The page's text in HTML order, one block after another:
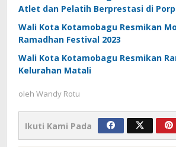
Atlet dan Pelatih Berprestasi di
Wali Kota Kotamobagu Resmikan
Ramadhan Festival 2023
Wali Kota Kotamobagu Resmikan
Kelurahan Matali
oleh Wandy Rotu
Ikuti Kami Pada